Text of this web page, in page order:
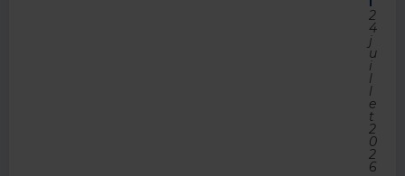
2
4
j
u
i
l
l
e
t
2
0
2
6